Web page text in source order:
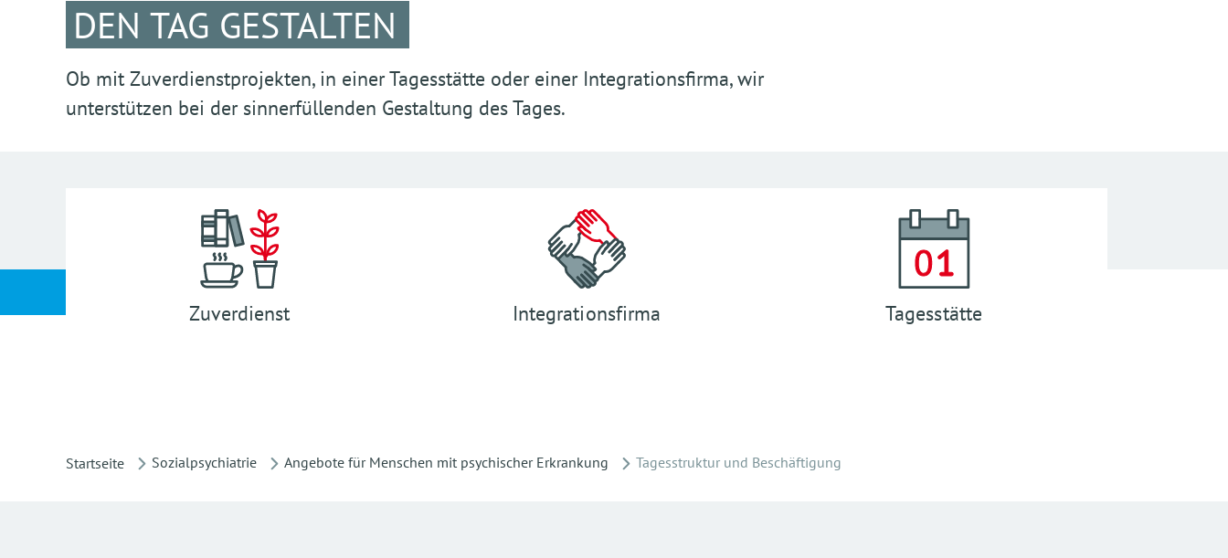
DEN TAG GESTALTEN
Ob mit Zuverdienstprojekten, in einer Tagesstätte oder einer Integrationsfirma, wir
unterstützen bei der sinnerfüllenden Gestaltung des Tages.
Zuverdienst Integrationsfirma Tagesstätte
Startseite Sozialpsychiatrie Angebote für Menschen mit psychischer Erkrankung Tagesstruktur und Beschäftigung